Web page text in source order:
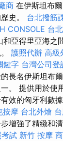
商 在伊斯坦布
史。 台北撥筋
CONSOLE 台
和亞得里亞海之
護照代辦 高級
鍵字 台灣公司登
長名伊斯坦布
。 提供用於使
效的匈牙利數
按摩 台北外燴
增強了精緻和
試 新竹 按摩